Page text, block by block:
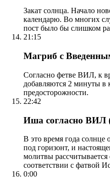
Закат солнца. Начало
календарю. Во многих
пост было бы слишком
21:15
Магриб с
Согласно фетве ВИЛ, к
добавляются 2 минуты в
предосторожности.
22:42
Иша согласно ВИЛ
В это время года солнце
под горизонт, и
молитвы
соответствии с фатвой
0:00